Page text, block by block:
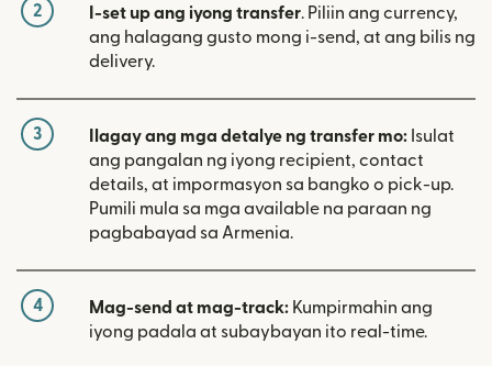
2 I-set up ang iyong transfer. Piliin ang currency,
ang halagang gusto mong i-send, at ang bilis ng
delivery.
3 Ilagay ang mga detalye ng transfer mo: Isulat
ang pangalan ng iyong recipient, contact
details, at impormasyon sa bangko o pick-up.
Pumili mula sa mga available na paraan ng
pagbabayad sa Armenia.
4 Mag-send at mag-track: Kumpirmahin ang
iyong padala at subaybayan ito real-time.